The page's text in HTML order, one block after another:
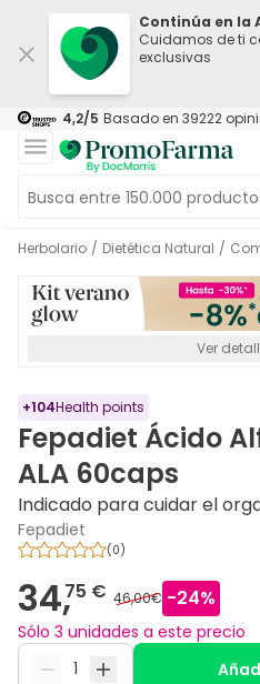
Continúa en la
Cuidamos de ti
exclusivas
4,2/5 Basado en 39222
Herbolario / Dietética Natural /
Ver
+104Health points
Fepadiet Ácido
ALA 60caps
Indicado para cuidar el
Fepadiet
(0)
34,75 € 46,00€ -24%
Sólo 3 unidades a este precio